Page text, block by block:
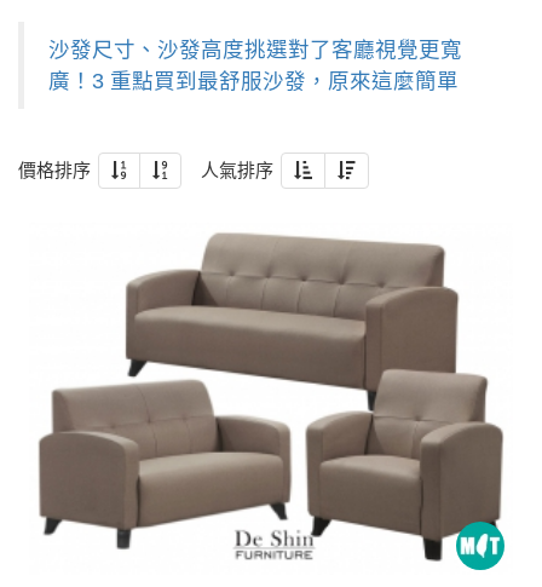
沙發尺寸、沙發高度挑選對了客廳視覺更寬
廣！3 重點買到最舒服沙發，原來這麼簡單
價格排序 人氣排序